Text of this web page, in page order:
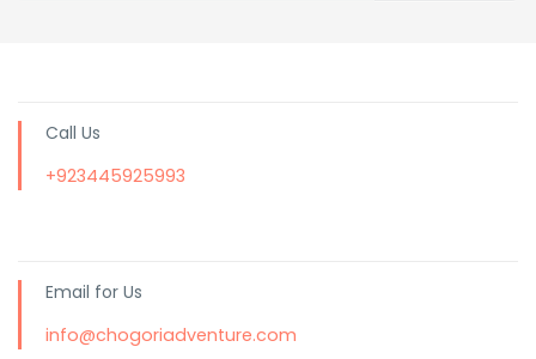
Call Us
+923445925993
Email for Us
info@chogoriadventure.com